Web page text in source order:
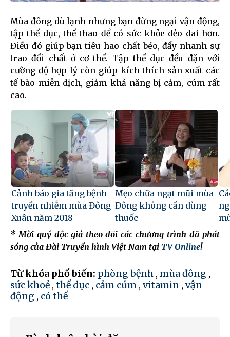
Mùa đông dù lạnh nhưng bạn đừng ngại vận động,
tập thể dục, thể thao để có sức khỏe dẻo dai hơn.
Điều đó giúp bạn tiêu hao chất béo, đẩy nhanh sự
trao đổi chất ở cơ thể. Tập thể dục đều đặn với
cường độ hợp lý còn giúp kích thích sản xuất các
tế bào miễn dịch, giảm khả năng bị cảm, cúm rất
cao.
Cảnh báo gia tăng bệnh
truyền nhiễm mùa Đông
Xuân năm 2018
Mẹo chữa ngạt mũi mùa
Đông không cần dùng
thuốc
* Mời quý độc giả theo dõi các chương trình đã phát
sóng của Đài Truyền hình Việt Nam tại TV Online!
Từ khóa phổ biến: phòng bệnh , mùa đông ,
sức khoẻ , thể dục , cảm cúm , vitamin , vận
động , có thể